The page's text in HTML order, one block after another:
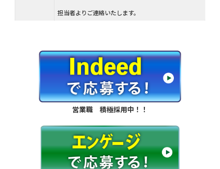
担当者よりご連絡いたします。
営業職 積極採用中！！